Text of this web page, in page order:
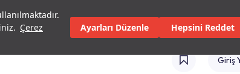
Çerez
Ayarları Düzenle Hepsini Reddet
İlişkileriYetkili Servisler ve HizmetlerMağazalarKataloglar
Giriş